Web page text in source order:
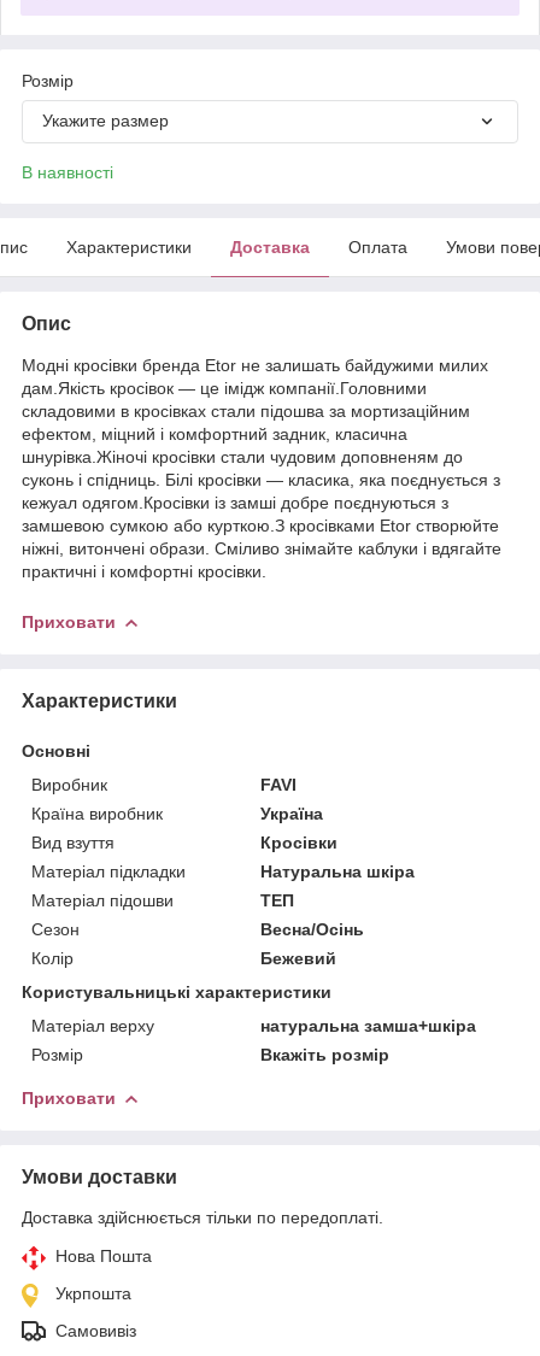
Розмір
Укажите размер
В наявності
Характеристики Доставка Оплата Умови
Опис
Модні кросівки бренда Etor не залишать байдужими милих
дам.Якість кросівок — це імідж компанії.Головними
складовими в кросівках стали підошва за мортизаційним
ефектом, міцний і комфортний задник, класична
шнурівка.Жіночі кросівки стали чудовим доповненям до
суконь і спідниць. Білі кросівки — класика, яка поєднується з
кежуал одягом.Кросівки із замші добре поєднуються з
замшевою сумкою або курткою.З кросівками Etor створюйте
ніжні, витончені образи. Сміливо знімайте каблуки і вдягайте
практичні і комфортні кросівки.
Приховати
Характеристики
Основні
Виробник
FAVI
Країна виробник
Україна
Вид взуття
Кросівки
Матеріал підкладки
Натуральна шкіра
Матеріал підошви
ТЕП
Сезон
Весна/Осінь
Колір
Бежевий
Користувальницькі характеристики
Матеріал верху
натуральна замша+шкіра
Розмір
Вкажіть розмір
Приховати
Умови доставки
Доставка здійснюється тільки по передоплаті.
Нова Пошта
Укрпошта
Самовивіз